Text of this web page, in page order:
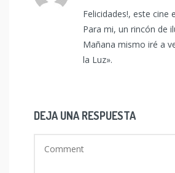
Felicidades!, este cine
Para mi, un rincón de
Mañana mismo iré a
la Luz».
DEJA UNA RESPUESTA